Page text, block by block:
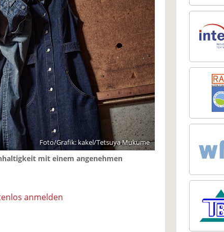
Foto/Grafik: kakel/Tetsuya Mukume
mit einem angenehmen
anmelden